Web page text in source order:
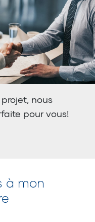
nous
pour vous!
à mon